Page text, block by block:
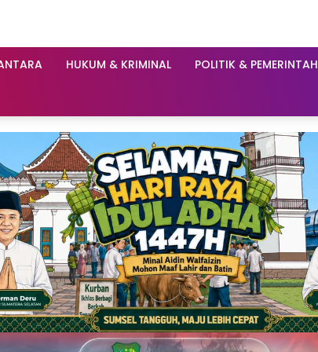
HUKUM & KRIMINAL POLITIK & PEMERINTAH